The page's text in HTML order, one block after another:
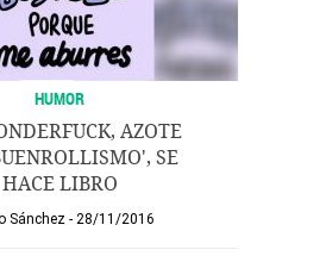
HUMOR
AZOTE
SE
HACE LIBRO
Sánchez 28/11/2016